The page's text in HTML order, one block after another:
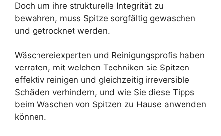
Doch um ihre strukturelle Integrität zu
bewahren, muss Spitze sorgfältig gewaschen
und getrocknet werden.
Wäschereiexperten und Reinigungsprofis haben
verraten, mit welchen Techniken sie Spitzen
effektiv reinigen und gleichzeitig irreversible
Schäden verhindern, und wie Sie diese Tipps
beim Waschen von Spitzen zu Hause anwenden
können.